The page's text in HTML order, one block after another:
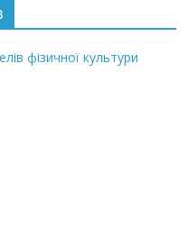
фізичної культури